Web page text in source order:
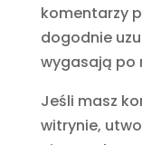
komentarzy
dogodnie
wygasają po
Jeśli masz
witrynie,